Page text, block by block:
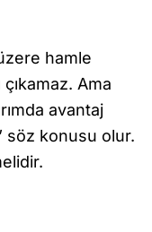
hamle
Ama
avantaj
söz konusu olur.